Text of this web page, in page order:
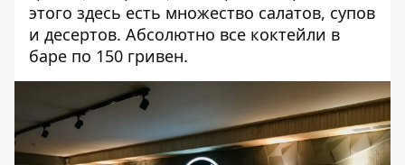
этого здесь есть множество салатов, супов
и десертов. Абсолютно все коктейли в
баре по 150 гривен.